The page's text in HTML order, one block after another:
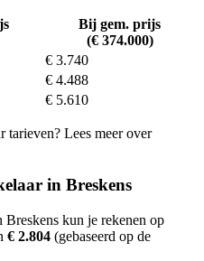
Bij gem. prijs
(€ 374.000)
€ 3.740
€ 4.488
€ 5.610
tarieven? Lees meer over
in Breskens
kun je rekenen op
€ 2.804 (gebaseerd op de